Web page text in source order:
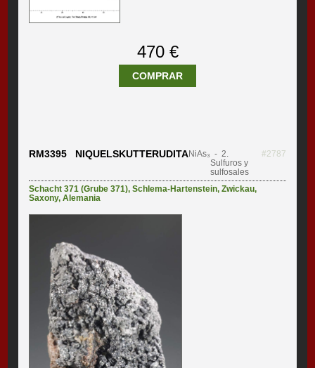
470 €
COMPRAR
RM3395 NIQUELSKUTTERUDITANiAs₃ - 2.
Sulfuros y
sulfosales
#2787
Schacht 371 (Grube 371),Schlema-Hartenstein,Zwickau,
Saxony,Alemania